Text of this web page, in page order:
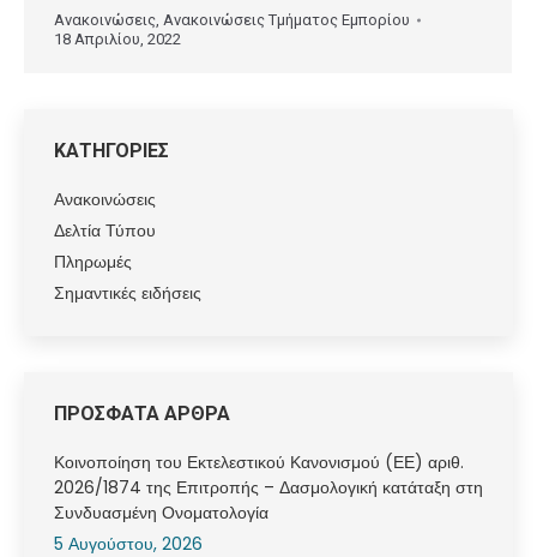
Ανακοινώσεις, Ανακοινώσεις Τμήματος Εμπορίου
18 Απριλίου, 2022
ΚΑΤΗΓΟΡΙΕΣ
Ανακοινώσεις
Δελτία Τύπου
Πληρωμές
Σημαντικές ειδήσεις
ΠΡΟΣΦΑΤΑ ΑΡΘΡΑ
Κοινοποίηση του Εκτελεστικού Κανονισμού (ΕΕ) αριθ.
2026/1874 της Επιτροπής – Δασμολογική κατάταξη στη
Συνδυασμένη Ονοματολογία
5 Αυγούστου, 2026